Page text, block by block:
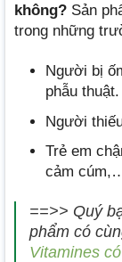
không? Sản
trong những
Người bị
phẫu thuật.
Người
Trẻ em
cảm
==>> Quý
phẩm có
Vitamines